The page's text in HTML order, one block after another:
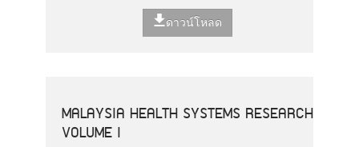
ดาวน์โหลด
MALAYSIA HEALTH SYSTEMS RESEARCH
VOLUME I